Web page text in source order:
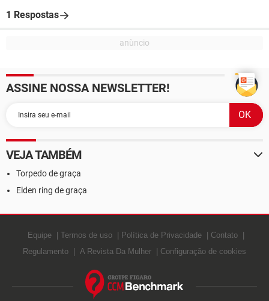
1 Respostas
ASSINE NOSSA NEWSLETTER!
VEJA TAMBÉM
Torpedo de graça
Elden ring de graça
Equipe Termos de uso Política de Privacidade
Contato
Regulamento
A Revista Da Mulher Configuração de cookies